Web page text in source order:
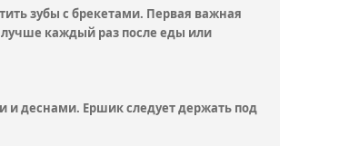
зубы с брекетами. Первая важная
лучше каждый раз после еды или
деснами. Ершик следует держать под